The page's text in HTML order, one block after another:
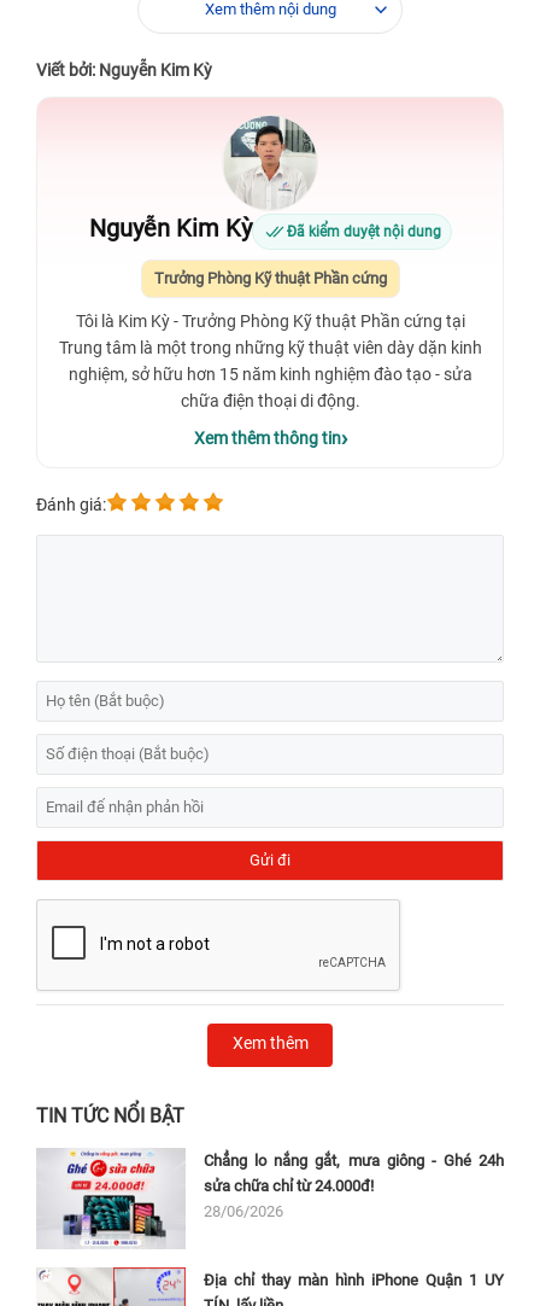
Xem thêm nội dung
Viết bởi: Nguyễn Kim Kỳ
Nguyễn Kim Kỳ Đã kiểm duyệt nội dung
Trưởng Phòng Kỹ thuật Phần cứng
Tôi là Kim Kỳ - Trưởng Phòng Kỹ thuật Phần cứng tại
Trung tâm là một trong những kỹ thuật viên dày dặn kinh
nghiệm, sở hữu hơn 15 năm kinh nghiệm đào tạo - sửa
chữa điện thoại di động.
Xem thêm thông tin
Đánh giá:
Xem thêm
TIN TỨC NỔI BẬT
Chẳng lo nắng gắt, mưa giông - Ghé 24h
sửa chữa chỉ từ 24.000đ!
28/06/2026
Địa chỉ thay màn hình iPhone Quận 1 UY